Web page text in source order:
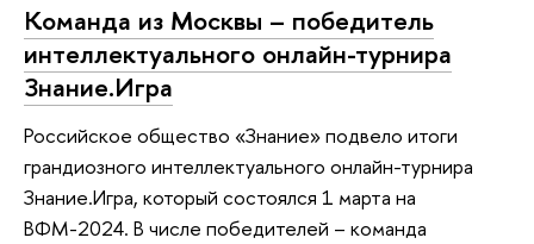
Команда из Москвы – победитель
интеллектуального онлайн-турнира
Знание.Игра
Российское общество «Знание» подвело итоги
грандиозного интеллектуального онлайн-турнира
Знание.Игра, который состоялся 1 марта на
ВФМ-2024. В числе победителей – команда